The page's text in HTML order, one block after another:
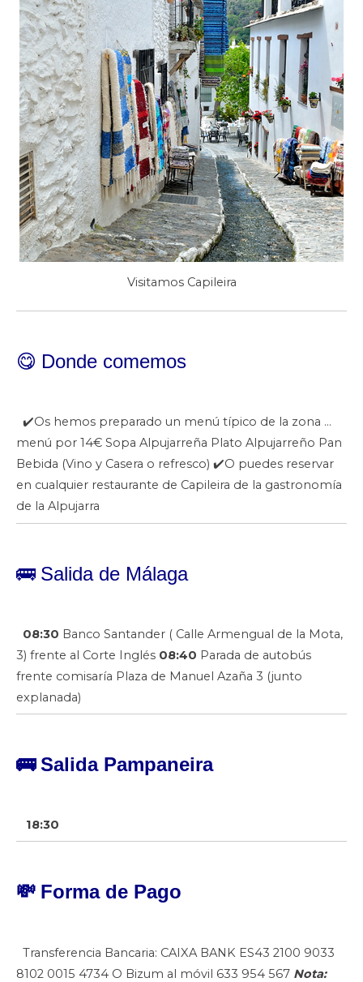
Visitamos Capileira
😋 Donde comemos
✔️Os hemos preparado un menú típico de la zona …
menú por 14€ Sopa Alpujarreña Plato Alpujarreño Pan
Bebida (Vino y Casera o refresco) ✔️O puedes reservar
en cualquier restaurante de Capileira de la gastronomía
de la Alpujarra
🚌 Salida de Málaga
08:30 Banco Santander ( Calle Armengual de la Mota,
3) frente al Corte Inglés 08:40 Parada de autobús
frente comisaría Plaza de Manuel Azaña 3 (junto
explanada)
🚌Salida Pampaneira
18:30
💸 Forma de Pago
Transferencia Bancaria: CAIXA BANK ES43 2100 9033
8102 0015 4734 O Bizum al móvil 633 954 567 Nota: